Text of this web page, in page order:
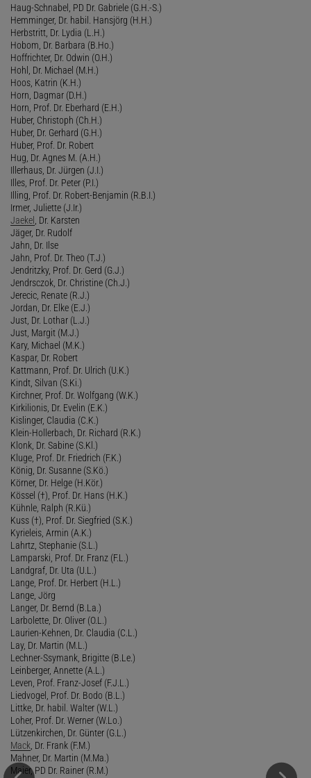
Haug-Schnabel, PD Dr. Gabriele (G.H.-S.)
Hemminger, Dr. habil. Hansjörg (H.H.)
Herbstritt, Dr. Lydia (L.H.)
Hobom, Dr. Barbara (B.Ho.)
Hoffrichter, Dr. Odwin (O.H.)
Hohl, Dr. Michael (M.H.)
Hoos, Katrin (K.H.)
Horn, Dagmar (D.H.)
Horn, Prof. Dr. Eberhard (E.H.)
Huber, Christoph (Ch.H.)
Huber, Dr. Gerhard (G.H.)
Huber, Prof. Dr. Robert
Hug, Dr. Agnes M. (A.H.)
Illerhaus, Dr. Jürgen (J.I.)
Illes, Prof. Dr. Peter (P.I.)
Illing, Prof. Dr. Robert-Benjamin (R.B.I.)
Irmer, Juliette (J.Ir.)
Jaekel , Dr. Karsten
Jäger, Dr. Rudolf
Jahn, Dr. Ilse
Jahn, Prof. Dr. Theo (T.J.)
Jendritzky, Prof. Dr. Gerd (G.J.)
Jendrsczok, Dr. Christine (Ch.J.)
Jerecic, Renate (R.J.)
Jordan, Dr. Elke (E.J.)
Just, Dr. Lothar (L.J.)
Just, Margit (M.J.)
Kary, Michael (M.K.)
Kaspar, Dr. Robert
Kattmann, Prof. Dr. Ulrich (U.K.)
Kindt, Silvan (S.Ki.)
Kirchner, Prof. Dr. Wolfgang (W.K.)
Kirkilionis, Dr. Evelin (E.K.)
Kislinger, Claudia (C.K.)
Klein-Hollerbach, Dr. Richard (R.K.)
Klonk, Dr. Sabine (S.Kl.)
Kluge, Prof. Dr. Friedrich (F.K.)
König, Dr. Susanne (S.Kö.)
Körner, Dr. Helge (H.Kör.)
Kössel (†), Prof. Dr. Hans (H.K.)
Kühnle, Ralph (R.Kü.)
Kuss (†), Prof. Dr. Siegfried (S.K.)
Kyrieleis, Armin (A.K.)
Lahrtz, Stephanie (S.L.)
Lamparski, Prof. Dr. Franz (F.L.)
Landgraf, Dr. Uta (U.L.)
Lange, Prof. Dr. Herbert (H.L.)
Lange, Jörg
Langer, Dr. Bernd (B.La.)
Larbolette, Dr. Oliver (O.L.)
Laurien-Kehnen, Dr. Claudia (C.L.)
Lay, Dr. Martin (M.L.)
Lechner-Ssymank, Brigitte (B.Le.)
Leinberger, Annette (A.L.)
Leven, Prof. Franz-Josef (F.J.L.)
Liedvogel, Prof. Dr. Bodo (B.L.)
Littke, Dr. habil. Walter (W.L.)
Loher, Prof. Dr. Werner (W.Lo.)
Lützenkirchen, Dr. Günter (G.L.)
Mack , Dr. Frank (F.M.)
Mahner, Dr. Martin (M.Ma.)
Maier, PD Dr. Rainer (R.M.)